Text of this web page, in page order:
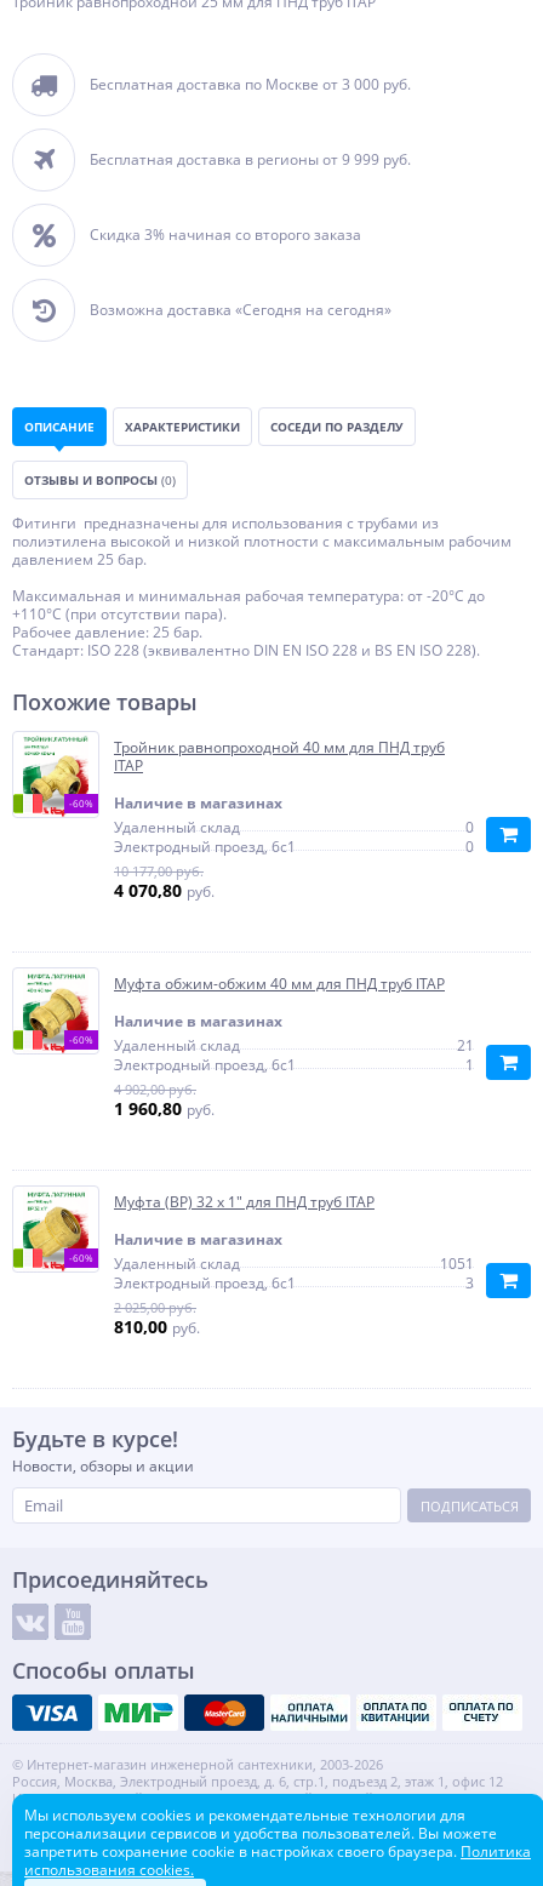
Бесплатная доставка по Москве от 3 000 руб.
Бесплатная доставка в регионы от 9 999 руб.
Скидка 3% начиная со второго заказа
Возможна доставка «Сегодня на сегодня»
ОПИСАНИЕ ХАРАКТЕРИСТИКИ СОСЕДИ ПО РАЗДЕЛУ
ОТЗЫВЫ И ВОПРОСЫ (0)
Фитинги предназначены для использования с трубами из
полиэтилена высокой и низкой плотности с максимальным рабочим
давлением 25 бар.
Максимальная и минимальная рабочая температура: от -20°C до
+110°C (при отсутствии пара).
Рабочее давление: 25 бар.
Стандарт: ISO 228 (эквивалентно DIN EN ISO 228 и BS EN ISO 228).
Похожие товары
-60%
Тройник равнопроходной 40 мм для ПНД труб
ITAP
Наличие в магазинах
Удаленный склад
0
Электродный проезд, 6с1
0
10 177,00 руб.
4 070,80 руб.
-60%
Муфта обжим-обжим 40 мм для ПНД труб ITAP
Наличие в магазинах
Удаленный склад
21
Электродный проезд, 6с1
1
4 902,00 руб.
1 960,80 руб.
-60%
Муфта (ВР) 32 х 1" для ПНД труб ITAP
Наличие в магазинах
Удаленный склад
1051
Электродный проезд, 6с1
3
2 025,00 руб.
810,00 руб.
Будьте в курсе!
Новости, обзоры и акции
ПОДПИСАТЬСЯ
Присоединяйтесь
Способы оплаты
© Интернет-магазин инженерной сантехники, 2003-2026
Россия, Москва, Электродный проезд, д. 6, стр.1, подъезд 2, этаж 1, офис 12
Информация на сайте не является публичной офертой.
ИНН: 7720553918 КПП: 772001001
Контакты Карта сайта
Мы используем cookies и рекомендательные технологии для
персонализации сервисов и удобства пользователей. Вы можете
запретить сохранение cookie в настройках своего браузера. Политика
использования cookies.